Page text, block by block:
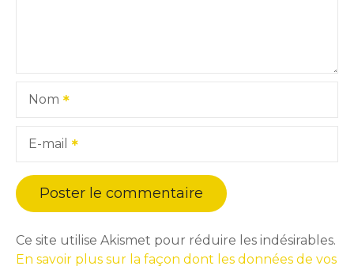
Nom
E-mail
Ce site utilise Akismet pour réduire les indésirables.
En savoir plus sur la façon dont les données de vos